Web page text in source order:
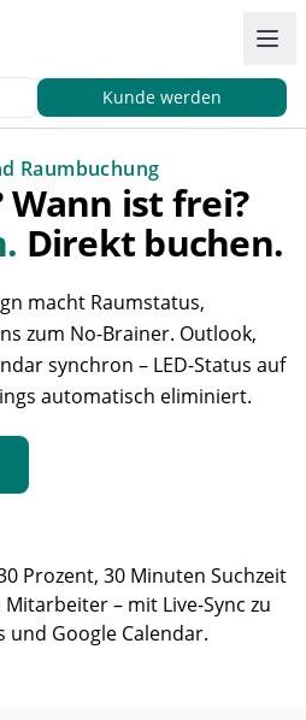
Kunde werden
Türschilder
Raumbuchung
ist frei?
Direkt buchen.
macht Raumstatus,
zum No-Brainer. Outlook,
synchron – LED-Status auf
automatisch eliminiert.
Prozent, 30 Minuten Suchzeit
– mit Live-Sync zu
und Google Calendar.